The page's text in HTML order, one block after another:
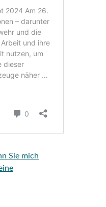
Sie mich